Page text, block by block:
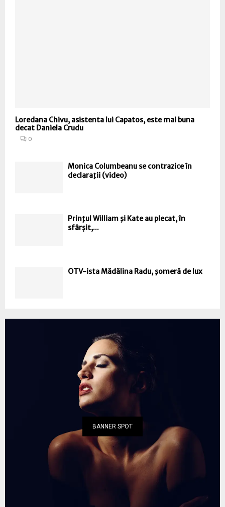
Loredana Chivu, asistenta lui Capatos, este mai buna
decat Daniela Crudu
0
Monica Columbeanu se contrazice în
declaraţii (video)
Prinţul William şi Kate au plecat, în
sfârșit,...
OTV-ista Mădălina Radu, şomeră de lux
BANNER SPOT